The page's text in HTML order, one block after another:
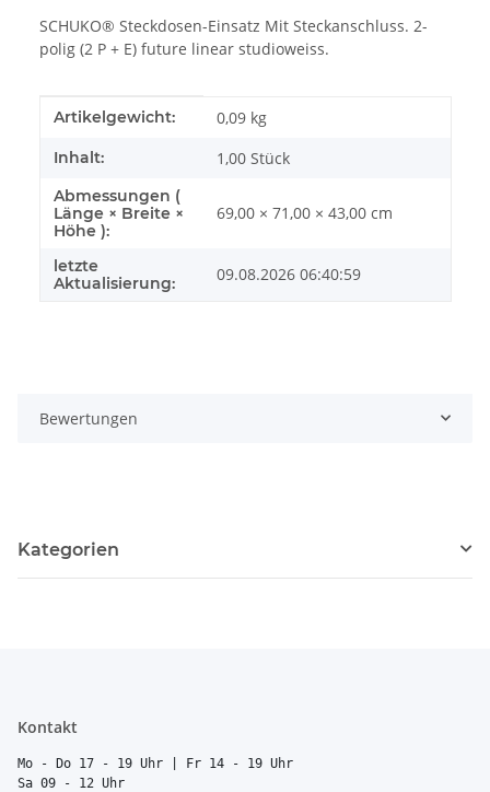
SCHUKO® Steckdosen-Einsatz Mit Steckanschluss. 2-
polig (2 P + E) future linear studioweiss.
Produkteigenschaft
Wert
Artikelgewicht: 0,09 kg
Inhalt: 1,00 Stück
Abmessungen (
Länge × Breite ×
Höhe ):
69,00 × 71,00 × 43,00 cm
letzte
Aktualisierung:
09.08.2026 06:40:59
Bewertungen
Kategorien
Kontakt
Mo - Do 17 - 19 Uhr | Fr 14 - 19 Uhr
Sa 09 - 12 Uhr